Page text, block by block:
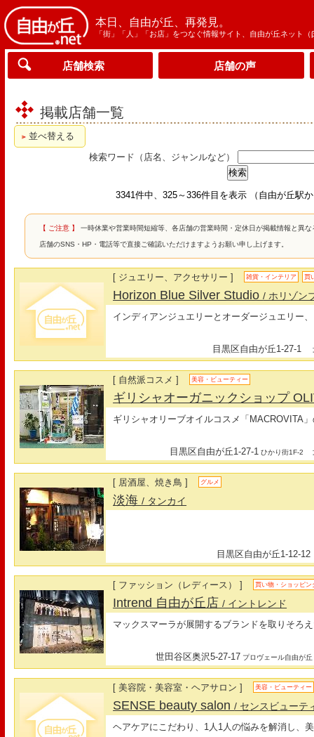
本日、自由が丘、再発見。
「街」「人」「お店」をつなぐ情報サイト、自由が丘ネット（
店舗検索 店舗の声
掲載店舗一覧
並べ替える
検索ワード（店名、ジャンルなど）
3341件中、325～336件目を表示 （自由が丘駅
【 ご注意 】 一時休業や営業時間短縮等、各店舗の営業時間・定休日が掲載情報と異
店舗のSNS・HP・電話等で直接ご確認いただけますようお願い申し上げます。
[ ジュエリー、アクセサリー ] 雑貨・インテリア 買
Horizon Blue Silver Studio/ ホリゾン
インディアンジュエリーとオーダージュエリー
目黒区自由が丘1-27-1
[ 自然派コスメ ] 美容・ビューティー
ギリシャオーガニックショップ
ギリシャオリーブオイルコスメ「MACROVITA
目黒区自由が丘1-27-1 ひかり街1F-2
[ 居酒屋、焼き鳥 ] グルメ
淡海/ タンカイ
目黒区自由が丘1-12-12
[ ファッション（レディース） ] 買い物・ショッピン
Intrend 自由が丘店/ イントレンド
マックスマーラが展開するブランドを取りそろ
世田谷区奥沢5-27-17 プロヴェール自由が丘
[ 美容院・美容室・ヘアサロン ] 美容・ビューティー
SENSE beauty salon/ センスビューテ
ヘアケアにこだわり、1人1人の悩みを解消し、